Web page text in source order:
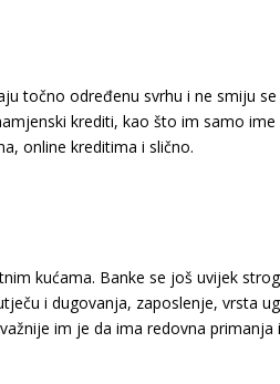
točno određenu svrhu i ne smiju
krediti, kao što im samo
online kreditima i slično.
kućama. Banke se još uvijek
i dugovanja, zaposlenje, vrsta
im je da ima redovna